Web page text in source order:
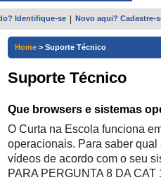
Identifique-se Novo aqui? Cadastre-
Home > Suporte Técnico
Suporte Técnico
Que browsers e sistemas
O Curta na Escola funciona
operacionais. Para saber
vídeos de acordo com o seu
PARA PERGUNTA 8 DA CAT